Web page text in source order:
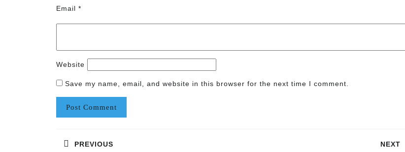
Email *
Website
Save my name, email, and website in this browser for the next time I comment.
PREVIOUS NEXT